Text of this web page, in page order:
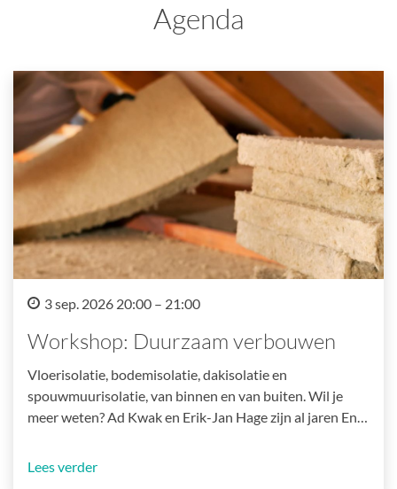
Agenda
3 sep. 2026 20:00 – 21:00
Workshop: Duurzaam verbouwen
Vloerisolatie, bodemisolatie, dakisolatie en
spouwmuurisolatie, van binnen en van buiten. Wil je
meer weten? Ad Kwak en Erik-Jan Hage zijn al jaren En…
Lees verder